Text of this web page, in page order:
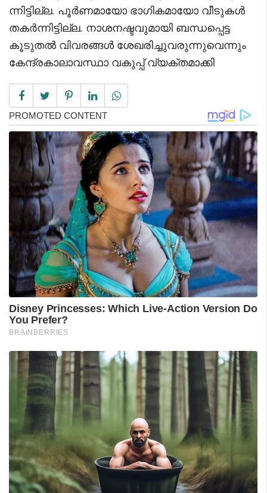
ന്നിട്ടില്ല. പൂർണമായോ ഭാഗികമായോ വീടുകൾ
തകർന്നിട്ടില്ല. നാശനഷ്ടവുമായി ബന്ധപ്പെട്ട
കൂടുതൽ വിവരങ്ങൾ ശേഖരിച്ചുവരുന്നുവെന്നും
കേന്ദ്രകാലാവസ്ഥാ വകുപ്പ് വ്യക്തമാക്കി